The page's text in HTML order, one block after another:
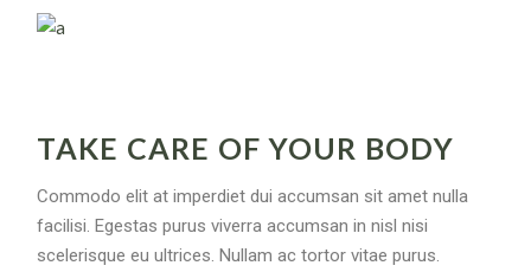
TAKE CARE OF YOUR BODY
Commodo elit at imperdiet dui accumsan sit amet nulla
facilisi. Egestas purus viverra accumsan in nisl nisi
scelerisque eu ultrices. Nullam ac tortor vitae purus.